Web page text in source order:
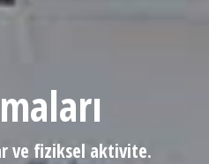
ve fiziksel aktivite.